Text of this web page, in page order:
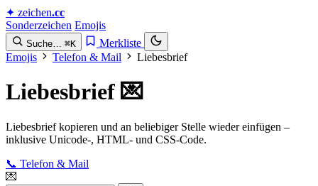
✦ zeichen.cc
Sonderzeichen Emojis
Suche… ⌘K
Merkliste
Emojis
Telefon & Mail Liebesbrief
Liebesbrief 💌
Liebesbrief kopieren und an beliebiger Stelle wieder einfügen –
inklusive Unicode-, HTML- und CSS-Code.
📞 Telefon & Mail
💌